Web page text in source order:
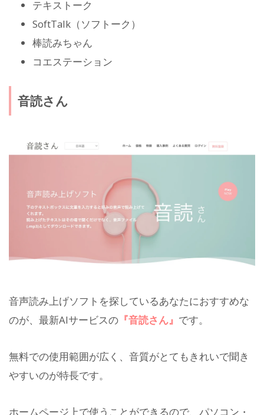
テキストーク
SoftTalk（ソフトーク）
棒読みちゃん
コエステーション
音読さん
音声読み上げソフトを探しているあなたにおすすめな
のが、最新AIサービスの 『音読さん』 です。
無料での使用範囲が広く、音質がとてもきれいで聞き
やすいのが特長です。
ホームページ上で使うことができるので、パソコン・